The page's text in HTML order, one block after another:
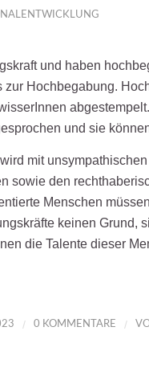
und haben
zur Hochbegabung.
und sie
mit
sowie den
Menschen
keinen Grund,
die Talente dieser
/ 0 KOMMENTARE /